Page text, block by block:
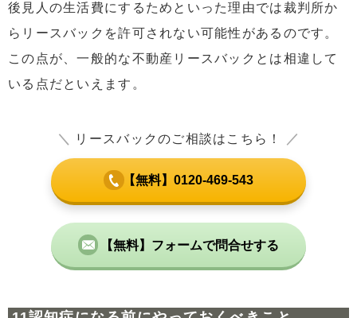
後見人の生活費にするためといった理由では裁判所か
らリースバックを許可されない可能性があるのです。
この点が、一般的な不動産リースバックとは相違して
いる点だといえます。
＼ リースバックのご相談はこちら！ ／
【無料】0120-469-543
【無料】フォームで問合せする